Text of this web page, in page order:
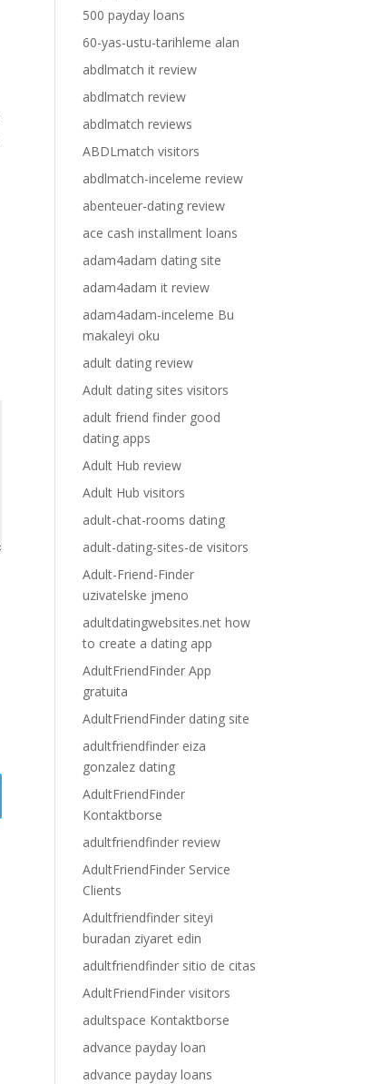
500 payday loans
60-yas-ustu-tarihleme alan
abdlmatch it review
abdlmatch review
abdlmatch reviews
ABDLmatch visitors
abdlmatch-inceleme review
abenteuer-dating review
ace cash installment loans
adam4adam dating site
adam4adam it review
adam4adam-inceleme Bu
makaleyi oku
adult dating review
Adult dating sites visitors
adult friend finder good
dating apps
Adult Hub review
Adult Hub visitors
adult-chat-rooms dating
adult-dating-sites-de visitors
Adult-Friend-Finder
uzivatelske jmeno
adultdatingwebsites.net how
to create a dating app
AdultFriendFinder App
gratuita
AdultFriendFinder dating site
adultfriendfinder eiza
gonzalez dating
AdultFriendFinder
Kontaktborse
adultfriendfinder review
AdultFriendFinder Service
Clients
Adultfriendfinder siteyi
buradan ziyaret edin
adultfriendfinder sitio de citas
AdultFriendFinder visitors
adultspace Kontaktborse
advance payday loan
advance payday loans